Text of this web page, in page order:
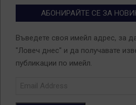
АБОНИРАЙТЕ СЕ ЗА
Въведете своя имейл адрес, за
"Ловеч днес" и да получавате
публикации по имейл.